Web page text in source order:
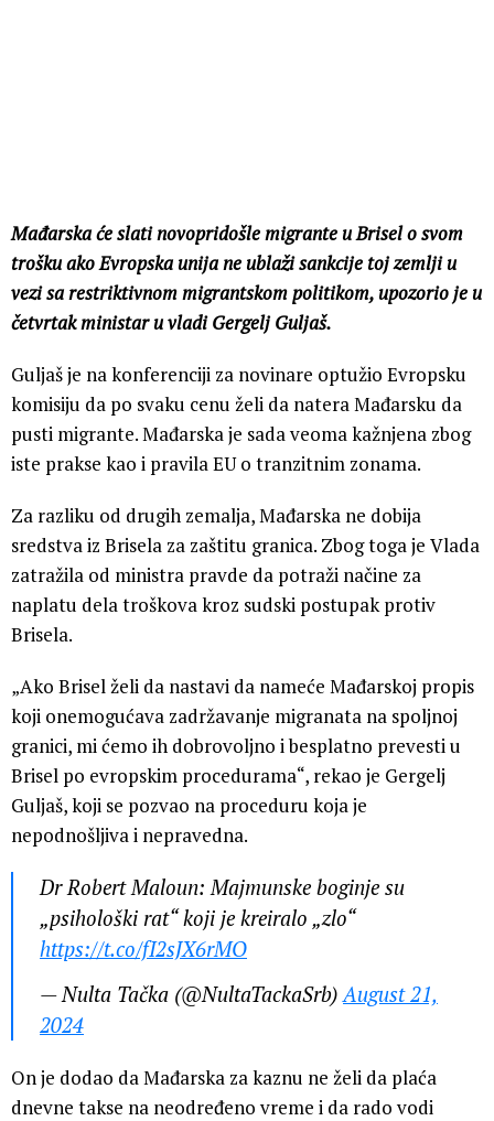
Mađarska će slati novopridošle migrante u Brisel o svom
trošku ako Evropska unija ne ublaži sankcije toj zemlji u
vezi sa restriktivnom migrantskom politikom, upozorio je u
četvrtak ministar u vladi Gergelj Guljaš.
Guljaš je na konferenciji za novinare optužio Evropsku
komisiju da po svaku cenu želi da natera Mađarsku da
pusti migrante. Mađarska je sada veoma kažnjena zbog
iste prakse kao i pravila EU o tranzitnim zonama.
Za razliku od drugih zemalja, Mađarska ne dobija
sredstva iz Brisela za zaštitu granica. Zbog toga je Vlada
zatražila od ministra pravde da potraži načine za
naplatu dela troškova kroz sudski postupak protiv
Brisela.
„Ako Brisel želi da nastavi da nameće Mađarskoj propis
koji onemogućava zadržavanje migranata na spoljnoj
granici, mi ćemo ih dobrovoljno i besplatno prevesti u
Brisel po evropskim procedurama“, rekao je Gergelj
Guljaš, koji se pozvao na proceduru koja je
nepodnošljiva i nepravedna.
Dr Robert Maloun: Majmunske boginje su
„psihološki rat“ koji je kreiralo „zlo“
https://t.co/fI2sJX6rMO
— Nulta Tačka (@NultaTackaSrb) August 21,
2024
On je dodao da Mađarska za kaznu ne želi da plaća
dnevne takse na neodređeno vreme i da rado vodi